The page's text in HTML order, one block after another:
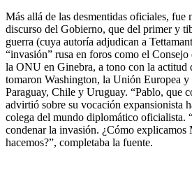
Más allá de las desmentidas oficiales, fue
discurso del Gobierno, que del primer y
guerra (cuya autoría adjudican a
“invasión” rusa en foros como el
la ONU en Ginebra, a tono con la actitud
tomaron Washington, la Unión Europea
Paraguay, Chile y Uruguay. “Pablo, que
advirtió sobre su vocación expansionista
colega del mundo diplomático oficialista.
condenar la invasión. ¿Cómo explicamos
hacemos?”, completaba la fuente.